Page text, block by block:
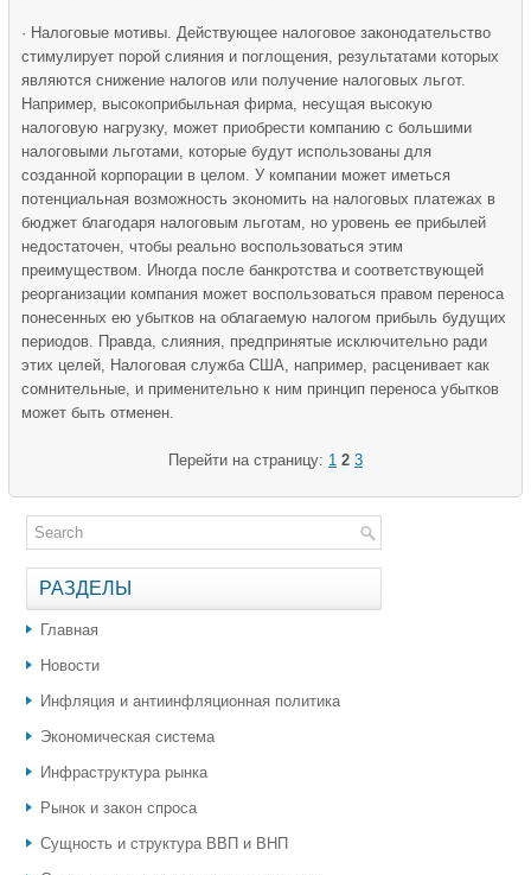
· Налоговые мотивы. Действующее налоговое законодательство
стимулирует порой слияния и поглощения, результатами которых
являются снижение налогов или получение налоговых льгот.
Например, высокоприбыльная фирма, несущая высокую
налоговую нагрузку, может приобрести компанию с большими
налоговыми льготами, которые будут использованы для
созданной корпорации в целом. У компании может иметься
потенциальная возможность экономить на налоговых платежах в
бюджет благодаря налоговым льготам, но уровень ее прибылей
недостаточен, чтобы реально воспользоваться этим
преимуществом. Иногда после банкротства и соответствующей
реорганизации компания может воспользоваться правом переноса
понесенных ею убытков на облагаемую налогом прибыль будущих
периодов. Правда, слияния, предпринятые исключительно ради
этих целей, Налоговая служба США, например, расценивает как
сомнительные, и применительно к ним принцип переноса убытков
может быть отменен.
Перейти на страницу: 1 2 3
РАЗДЕЛЫ
Главная
Новости
Инфляция и антиинфляционная политика
Экономическая система
Инфраструктура рынка
Рынок и закон спроса
Сущность и структура ВВП и ВНП